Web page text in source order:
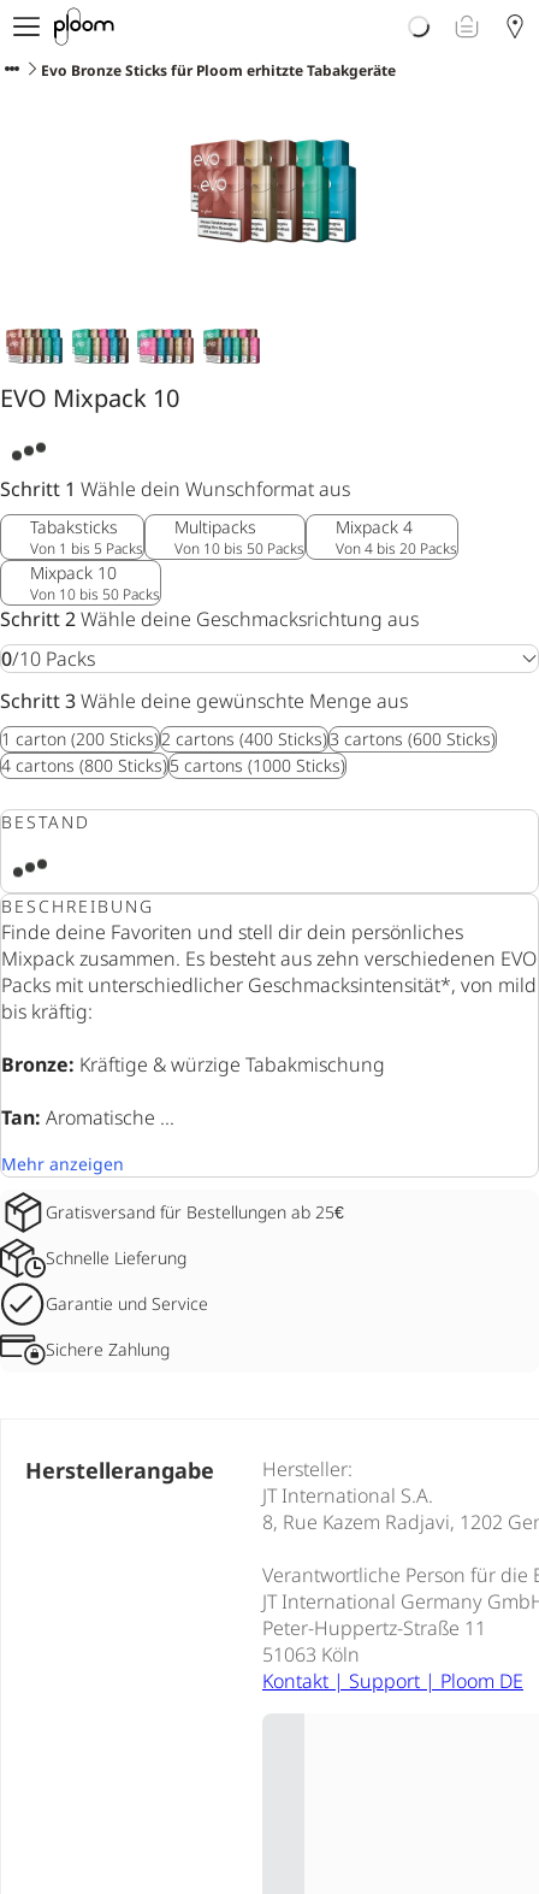
Über Ploom
ShopEvo Bronze Sticks für Ploom erhitzte Tabakgeräte
EVO Mixpack 10
Schritt 1 Wähle dein Wunschformat aus
Tabaksticks
Von 1 bis 5 Packs
Multipacks
Von 10 bis 50 Packs
Mixpack 4
Von 4 bis 20 Packs
Mixpack 10
Von 10 bis 50 Packs
Schritt 2Wähle deine Geschmacksrichtung aus
0/10 Packs
Schritt 3Wähle deine gewünschte Menge aus
1 carton (200 Sticks)2 cartons (400 Sticks)3 cartons (600 Sticks)
4 cartons (800 Sticks)5 cartons (1000 Sticks)
BESTAND
BESCHREIBUNG
Finde deine Favoriten und stell dir dein persönliches
Mixpack zusammen. Es besteht aus zehn verschiedenen EVO
Packs mit unterschiedlicher Geschmacksintensität*, von mild
bis kräftig:
Bronze: Kräftige & würzige Tabakmischung
Tan: Aromatische ...
Mehr anzeigen
Gratisversand für Bestellungen ab 25€
Schnelle Lieferung
Garantie und Service
Sichere Zahlung
Herstellerangabe
Hersteller:
JT International S.A.
8, Rue Kazem Radjavi, 1202
Verantwortliche Person für die
JT International Germany
Peter-Huppertz-Straße 11
51063 Köln
Kontakt | Support | Ploom DE